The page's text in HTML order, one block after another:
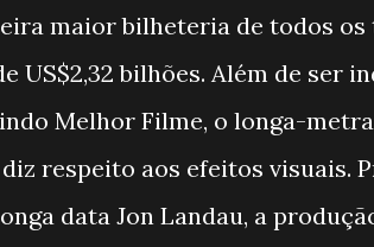
maior bilheteria de todos os
US$2,32 bilhões. Além de ser
Melhor Filme, o longa-
respeito aos efeitos visuais.
data Jon Landau, a